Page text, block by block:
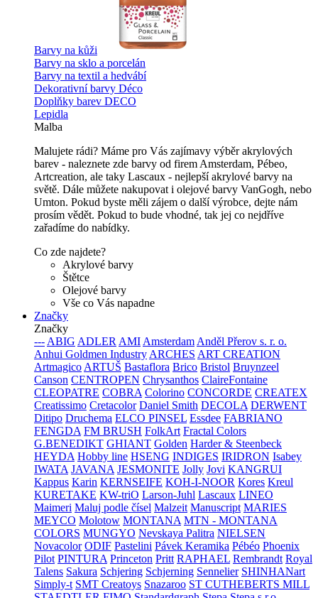
Barvy na kůži
Barvy na sklo a porcelán
Barvy na textil a hedvábí
Dekorativní barvy Déco
Doplňky barev DECO
Lepidla
Malba
Malujete rádi? Máme pro Vás zajímavy výběr akrylových
barev - naleznete zde barvy od firem Amsterdam, Pébeo,
Artcreation, ale taky Lascaux - nejlepší akrylové barvy na
světě. Dále můžete nakupovat i olejové barvy VanGogh, nebo
Umton. Pokud byste měli zájem o další výrobce, dejte nám
prosím vědět. Pokud to bude vhodné, tak jej co nejdříve
zařadíme do nabídky.
Co zde najdete?
Akrylové barvy
Štětce
Olejové barvy
Vše co Vás napadne
Značky
Značky
--- ABIG ADLER AMI Amsterdam Anděl Přerov s. r. o.
Anhui Goldmen Industry ARCHES ART CREATION
Artmagico ARTUŠ Bastaflora Brico Bristol Bruynzeel
Canson CENTROPEN Chrysanthos ClaireFontaine
CLEOPATRE COBRA Colorino CONCORDE CREATEX
Creatissimo Cretacolor Daniel Smith DECOLA DERWENT
Ditipo Druchema ELCO PINSEL Essdee FABRIANO
FENGDA FM BRUSH FolkArt Fractal Colors
G.BENEDIKT GHIANT Golden Harder & Steenbeck
HEYDA Hobby line HSENG INDIGES IRIDRON Isabey
IWATA JAVANA JESMONITE Jolly Jovi KANGRUI
Kappus Karin KERNSEIFE KOH-I-NOOR Kores Kreul
KURETAKE KW-triO Larson-Juhl Lascaux LINEO
Maimeri Maluj podle čísel Malzeit Manuscript MARIES
MEYCO Molotow MONTANA MTN - MONTANA
COLORS MUNGYO Nevskaya Palitra NIELSEN
Novacolor ODIF Pastelini Pávek Keramika Pébéo Phoenix
Pilot PINTURA Princeton Pritt RAPHAEL Rembrandt Royal
Talens Sakura Schjering Schjerning Sennelier SHINHANart
Simply-t SMT Creatoys Snazaroo ST CUTHEBERTS MILL